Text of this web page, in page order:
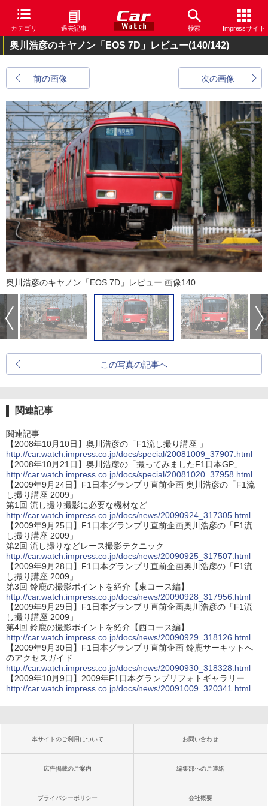
カテゴリ 過去記事 検索 Impressサイト
奥川浩彦のキヤノン「EOS 7D」レビュー(140/142)
前の画像 次の画像
奥川浩彦のキヤノン「EOS 7D」レビュー 画像140
この写真の記事へ
関連記事
関連記事
【2008年10月10日】奥川浩彦の「F1流し撮り講座 」
http://car.watch.impress.co.jp/docs/special/20081009_37907.html
【2008年10月21日】奥川浩彦の「撮ってみましたF1日本GP」
http://car.watch.impress.co.jp/docs/special/20081020_37958.html
【2009年9月24日】F1日本グランプリ直前企画 奥川浩彦の「F1流
し撮り講座 2009」
第1回 流し撮り撮影に必要な機材など
http://car.watch.impress.co.jp/docs/news/20090924_317305.html
【2009年9月25日】F1日本グランプリ直前企画奥川浩彦の「F1流
し撮り講座 2009」
第2回 流し撮りなどレース撮影テクニック
http://car.watch.impress.co.jp/docs/news/20090925_317507.html
【2009年9月28日】F1日本グランプリ直前企画奥川浩彦の「F1流
し撮り講座 2009」
第3回 鈴鹿の撮影ポイントを紹介【東コース編】
http://car.watch.impress.co.jp/docs/news/20090928_317956.html
【2009年9月29日】F1日本グランプリ直前企画奥川浩彦の「F1流
し撮り講座 2009」
第4回 鈴鹿の撮影ポイントを紹介【西コース編】
http://car.watch.impress.co.jp/docs/news/20090929_318126.html
【2009年9月30日】F1日本グランプリ直前企画 鈴鹿サーキットへ
のアクセスガイド
http://car.watch.impress.co.jp/docs/news/20090930_318328.html
【2009年10月9日】2009年F1日本グランプリフォトギャラリー
http://car.watch.impress.co.jp/docs/news/20091009_320341.html
本サイトのご利用について お問い合わせ
広告掲載のご案内 編集部へのご連絡
プライバシーポリシー 会社概要